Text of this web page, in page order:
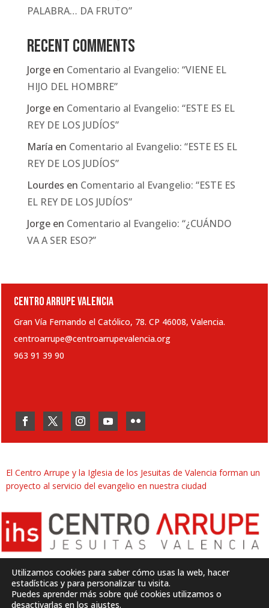
PALABRA… DA FRUTO”
Recent Comments
Jorgeen Comentario al Evangelio: “VIENE EL
HIJO DEL HOMBRE”
Jorgeen Comentario al Evangelio: “ESTE ES EL
REY DE LOS JUDÍOS”
María en Comentario al Evangelio: “ESTE ES EL
REY DE LOS JUDÍOS”
Lourdes en Comentario al Evangelio: “ESTE ES
EL REY DE LOS JUDÍOS”
Jorgeen Comentario al Evangelio: “¿CUÁNDO
VA A SER ESO?”
CENTRO ARRUPE VALENCIA
Gran Vía Fernando el Católico, 78. CP 46008, Valencia.
centroarrupe@centroarrupevalencia.org
963 91 39 90
El Centro Arrupe y la Iglesia de los Jesuitas de Valencia forman un
proyecto al servicio del evangelio en nuestra ciudad
Desarrollado porSJDigital
Utilizamos cookies para saber cómo usas la web, hacer
estadísticas y para personalizar tu visita.
Puedes aprender más sobre qué cookies utilizamos o
desactivarlas en los ajustes.